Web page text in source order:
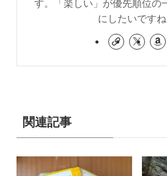
す。「楽しい」が優先順位の
にしたいですね
関連記事